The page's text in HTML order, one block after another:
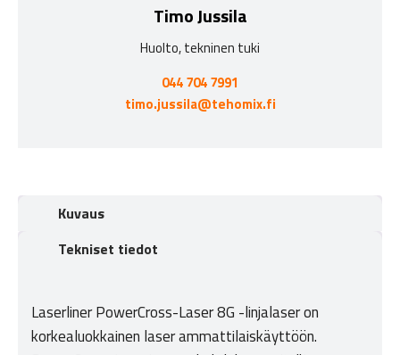
Timo Jussila
Huolto, tekninen tuki
044 704 7991
timo.jussila@tehomix.fi
Kuvaus
Tekniset tiedot
Laserliner PowerCross-Laser 8G -linjalaser on
korkealuokkainen laser ammattilaiskäyttöön.